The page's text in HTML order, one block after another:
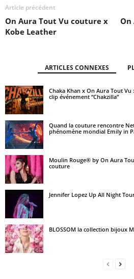
Article précédent
On Aura Tout Vu couture x
Kobe Leather
On
ARTICLES CONNEXES
Chaka Khan x On Aura Tout
clip événement “Chakzilla”
Quand la couture rencontre
phénomène mondial Emily in
Moulin Rouge® by On Aura
couture
Jennifer Lopez Up All Night
BLOSSOM la collection bijoux